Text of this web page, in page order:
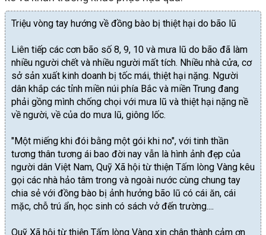
Triệu vòng tay hướng về đồng bào bị thiệt hại do bão lũ
Liên tiếp các cơn bão số 8, 9, 10 và mưa lũ do bão đã làm
nhiều người chết và nhiều người mất tích. Nhiều nhà cửa, cơ
sở sản xuất kinh doanh bị tốc mái, thiệt hại nặng. Người
dân khắp các tỉnh miền núi phía Bắc và miền Trung đang
phải gồng mình chống chọi với mưa lũ và thiệt hại nặng nề
về người, về của do mưa lũ, giông lốc.
"Một miếng khi đói bằng một gói khi no", với tinh thần
tương thân tương ái bao đời nay vẫn là hình ảnh đẹp của
người dân Việt Nam, Quỹ Xã hội từ thiện Tấm lòng Vàng kêu
gọi các nhà hảo tâm trong và ngoài nước cùng chung tay
chia sẻ với đồng bào bị ảnh hưởng bão lũ có cái ăn, cái
mặc, chỗ trú ẩn, học sinh có sách vở đến trường....
Quỹ Xã hội từ thiện Tấm lòng Vàng xin chân thành cảm ơn